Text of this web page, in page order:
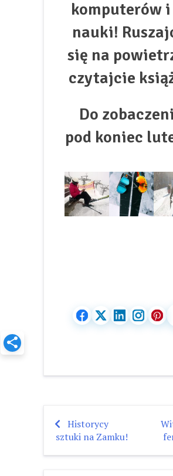
komputerów i
nauki!
się na
czytajcie
Do
pod koniec
Nawigacja
wpisu
Historycy
sztuki na Zamku!